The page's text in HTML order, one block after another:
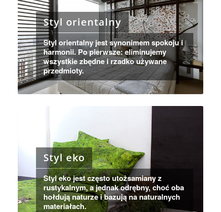
Styl orientalny
Styl orientalny jest synonimem spokoju i
harmonii. Po pierwsze: eliminujemy
wszystkie zbędne i rzadko używane
przedmioty.
Styl eko
Styl eko jest często utożsamiany z
rustykalnym, a jednak odrębny, choć oba
hołdują naturze i bazują na naturalnych
materiałach.